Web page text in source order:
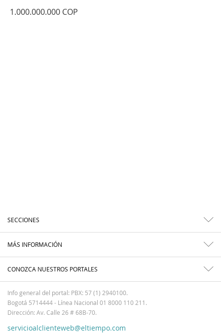
1.000.000.000 COP
SECCIONES
MÁS INFORMACIÓN
CONOZCA NUESTROS PORTALES
Info general del portal: PBX: 57 (1) 2940100.
Bogotá 5714444 - Línea Nacional 01 8000 110 211.
Dirección: Av. Calle 26 # 68B-70.
servicioalclienteweb@eltiempo.com